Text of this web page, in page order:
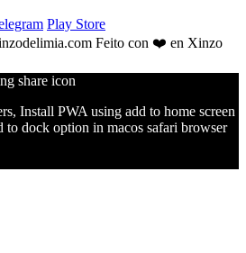
Play Store
Feito con ❤️ en Xinzo
Install PWA using add to home screen
to dock option in macos safari browser